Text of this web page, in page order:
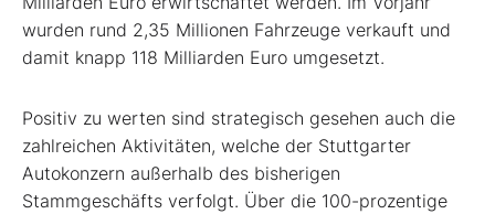
wurden rund 2,35 Millionen Fahrzeuge verkauft und
damit knapp 118 Milliarden Euro umgesetzt.
Positiv zu werten sind strategisch gesehen auch die
zahlreichen Aktivitäten, welche der Stuttgarter
Autokonzern außerhalb des bisherigen
Stammgeschäfts verfolgt. Über die 100-prozentige